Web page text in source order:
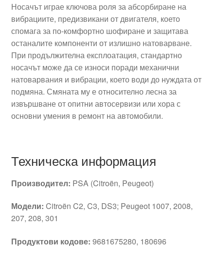
Носачът играе ключова роля за абсорбиране на
вибрациите, предизвикани от двигателя, което
спомага за по-комфортно шофиране и защитава
останалите компоненти от излишно натоварване.
При продължителна експлоатация, стандартно
носачът може да се износи поради механични
натоварвания и вибрации, което води до нуждата от
подмяна. Смяната му е относително лесна за
извършване от опитни автосервизи или хора с
основни умения в ремонт на автомобили.
Техническа информация
Производител: PSA (Citroën, Peugeot)
Модели: Citroën C2, C3, DS3; Peugeot 1007, 2008,
207, 208, 301
Продуктови кодове: 9681675280, 180696